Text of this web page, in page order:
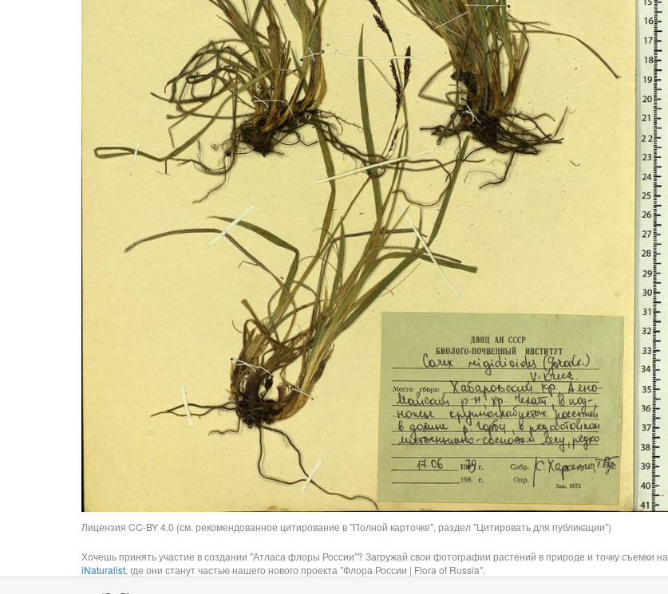
Лицензия CC-BY 4.0 (см. рекомендованное цитирование в "Полной карточке", раздел "Цитировать для публикации")
Хочешь принять участие в создании "Атласа флоры России"? Загружай свои фотографии растений в природе и точку съемки на
iNaturalist, где они станут частью нашего нового проекта "Флора России | Flora of Russia".